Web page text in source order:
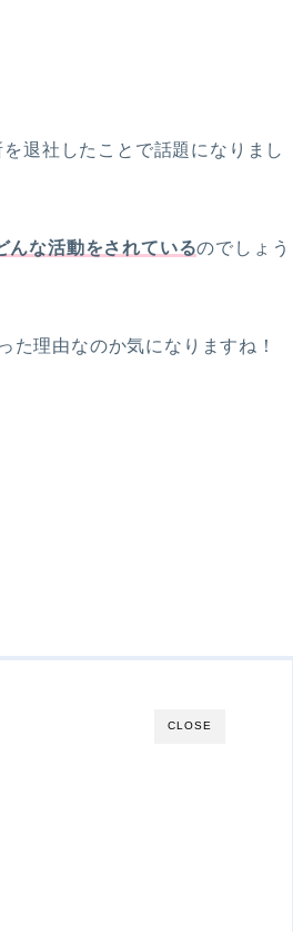
退社したことで話題になりまし
んな活動をされているのでしょう
た理由なのか気になりますね！
CLOSE